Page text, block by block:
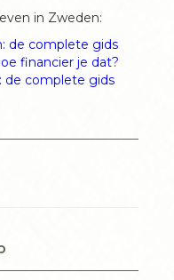
in Zweden:
de complete gids
financier je dat?
de complete gids